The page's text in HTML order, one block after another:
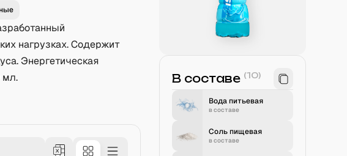
нагрузках. Содержит
Энергетическая
мл.
В составе (10)
Вода питьевая
в составе
Соль пищевая
в составе